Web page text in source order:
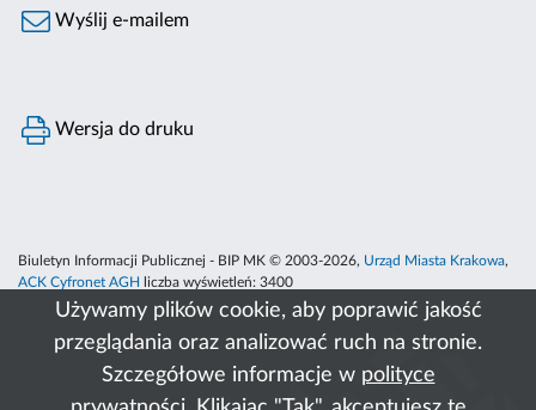
Używamy plików cookie, aby poprawić jakość
przeglądania oraz analizować ruch na stronie.
Szczegółowe informacje w polityce
Wyślij e-mailem
Wersja do druku
Biuletyn Informacji Publicznej - BIP MK © 2003-2026, Urząd Miasta Krakowa,
ACK Cyfronet AGH
liczba wyświetleń: 3400